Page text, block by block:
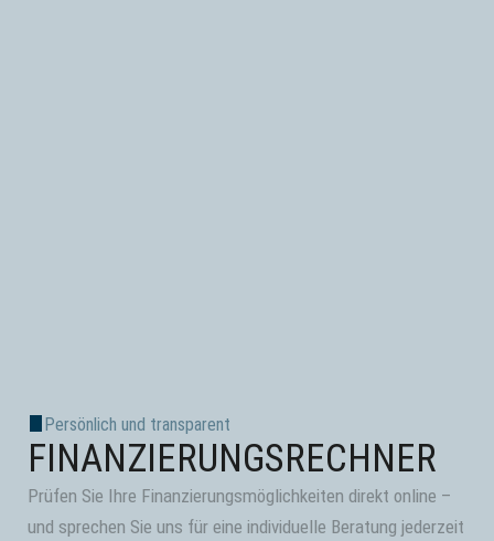
Persönlich und transparent
FINANZIERUNGS­RECHNER
Prüfen Sie Ihre Finanzierungsmöglichkeiten direkt online –
und sprechen Sie uns für eine individuelle Beratung jederzeit